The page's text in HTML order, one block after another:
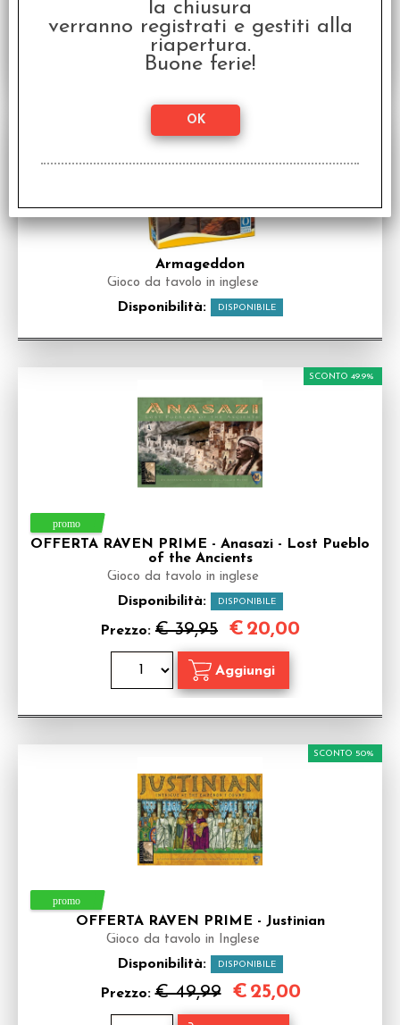
Armageddon
Gioco da tavolo in inglese
Disponibilità: DISPONIBILE
OFFERTA RAVEN PRIME - Anasazi - Lost Pueblo
of the Ancients
Gioco da tavolo in inglese
Disponibilità: DISPONIBILE
Prezzo: € 39,95
SCONTO 49.9%
€ 20,00
OFFERTA RAVEN PRIME - Justinian
Gioco da tavolo in Inglese
Disponibilità: DISPONIBILE
Prezzo:€ 49,99
SCONTO 50%
€ 25,00
la chiusura
verranno registrati e gestiti alla
riapertura.
Buone ferie!